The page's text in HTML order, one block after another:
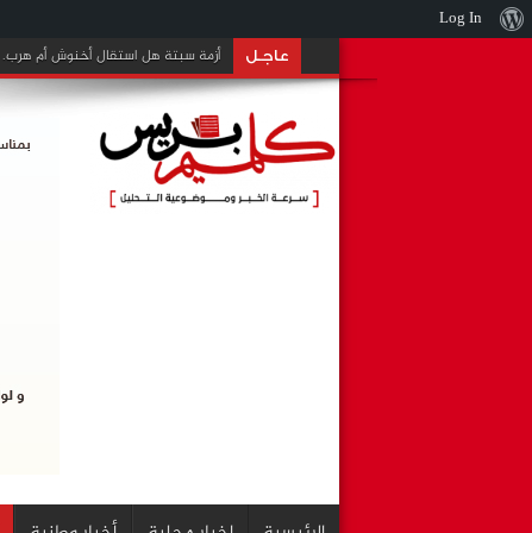
عاجـل أزمة سبتة هل استقال أخنوش أم هرب.
نبذةLog In